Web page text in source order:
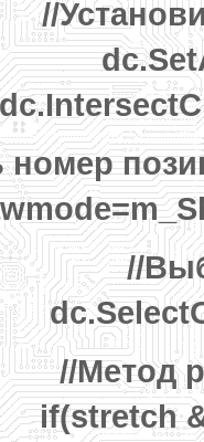
//
номер
//
//Метод
if(stretch